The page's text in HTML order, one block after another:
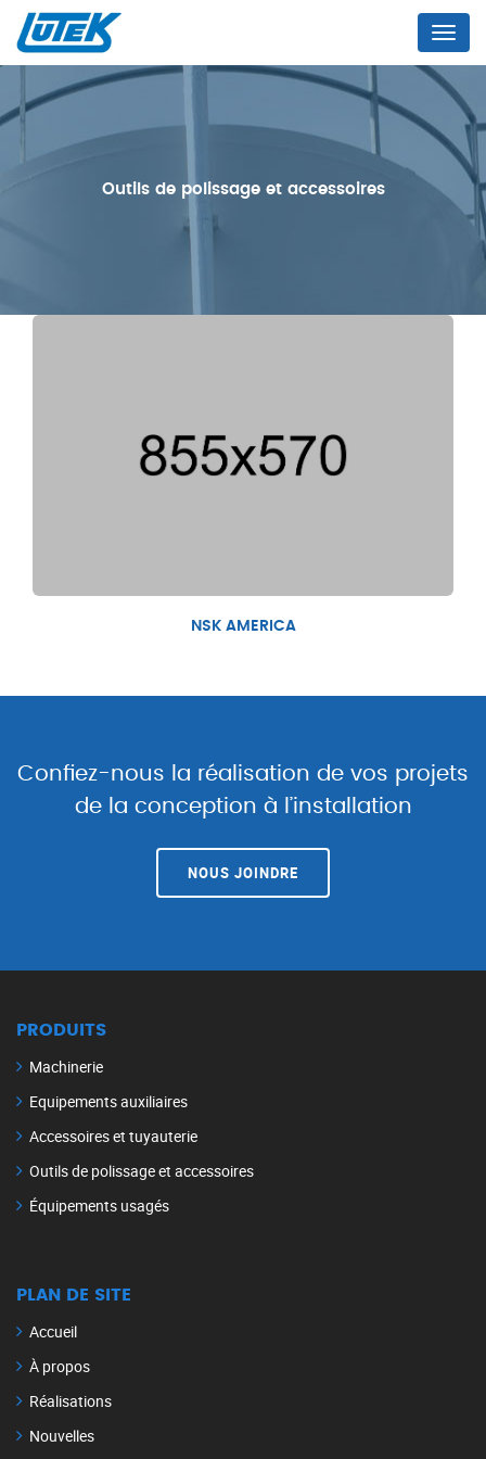
Menu
Outils de polissage et accessoires
NSK AMERICA
Confiez-nous la réalisation de vos projets
de la conception à l’installation
NOUS JOINDRE
PRODUITS
Machinerie
Equipements auxiliaires
Accessoires et tuyauterie
Outils de polissage et accessoires
Équipements usagés
PLAN DE SITE
Accueil
À propos
Réalisations
Nouvelles